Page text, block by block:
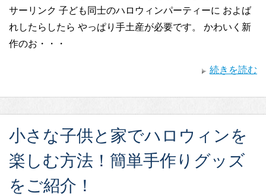
サーリンク 子ども同士のハロウィンパーティーに およば
れしたらしたら やっぱり手土産が必要です。 かわいく新
作のお・・・
続きを読む
小さな子供と家でハロウィンを
楽しむ方法！簡単手作りグッズ
をご紹介！